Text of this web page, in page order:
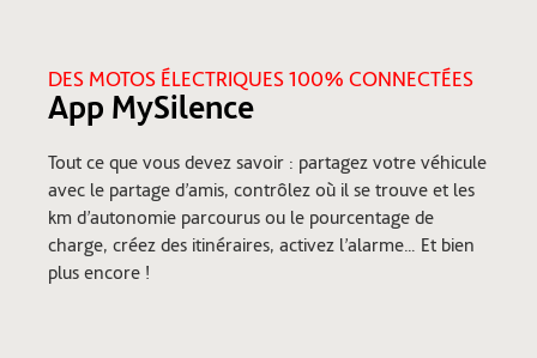
DES MOTOS ÉLECTRIQUES 100% CONNECTÉES
App MySilence
Tout ce que vous devez savoir : partagez votre véhicule
avec le partage d’amis, contrôlez où il se trouve et les
km d’autonomie parcourus ou le pourcentage de
charge, créez des itinéraires, activez l’alarme… Et bien
plus encore !